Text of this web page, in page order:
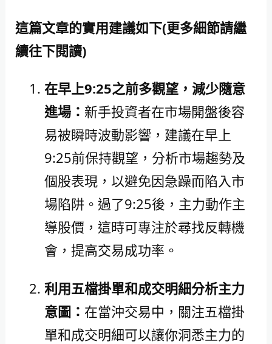
這篇文章的實用建議如下(更多細節請繼
續往下閱讀)
在早上9:25之前多觀望，減少隨意
進場： 新手投資者在市場開盤後容
易被瞬時波動影響，建議在早上
9:25前保持觀望，分析市場趨勢及
個股表現，以避免因急躁而陷入市
場陷阱。過了9:25後，主力動作主
導股價，這時可專注於尋找反轉機
會，提高交易成功率。
利用五檔掛單和成交明細分析主力
意圖： 在當沖交易中，關注五檔掛
單和成交明細可以讓你洞悉主力的